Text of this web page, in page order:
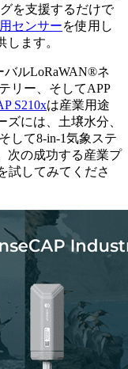
を支援するだけで
センサーを使用し
ます。
バルLoRaWAN®ネ
リー、そしてAPP
S210xは産業用途
には、土壌水分、
して8-in-1気象ステ
次の成功する産業プ
試してみてくださ